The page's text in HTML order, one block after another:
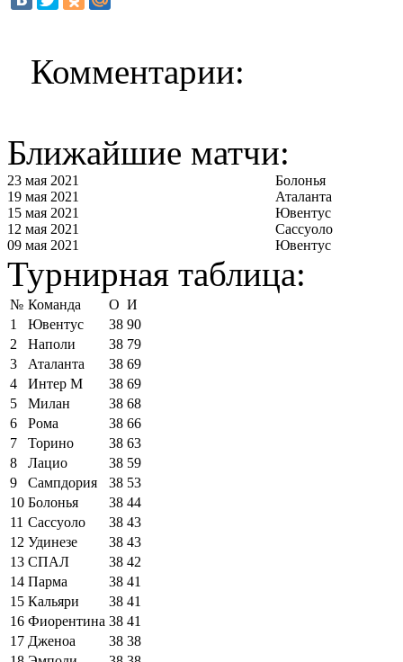
Комментарии:
Ближайшие матчи:
23 мая 2021
Болонья
19 мая 2021
Аталанта
15 мая 2021
Ювентус
12 мая 2021
Сассуоло
09 мая 2021
Ювентус
Турнирная таблица:
№ Команда О И
1
Ювентус 38 90
2
Наполи 38 79
3
Аталанта 38 69
4
Интер М 38 69
5
Милан 38 68
6
Рома 38 66
7
Торино 38 63
8
Лацио 38 59
9
Сампдория 38 53
10 Болонья 38 44
11 Сассуоло 38 43
12 Удинезе 38 43
13 СПАЛ 38 42
14 Парма 38 41
15 Кальяри 38 41
16 Фиорентина 38 41
17 Дженоа 38 38